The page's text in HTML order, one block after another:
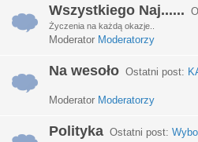
Wszystkiego Naj......
Życzenia na każdą okazje..
Moderator Moderatorzy
Na wesoło Ostatni post:
Moderator Moderatorzy
Polityka Ostatni post: